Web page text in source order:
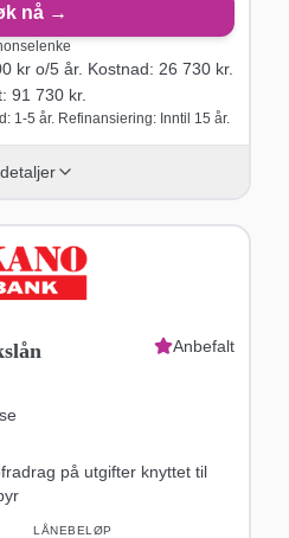
nå →
kr o/5år. Kostnad: 26 730kr.
91 730kr.
1-5 år. Refinansiering: Inntil 15 år.
Anbefalt
på utgifter knyttet til
LÅNEBELØP